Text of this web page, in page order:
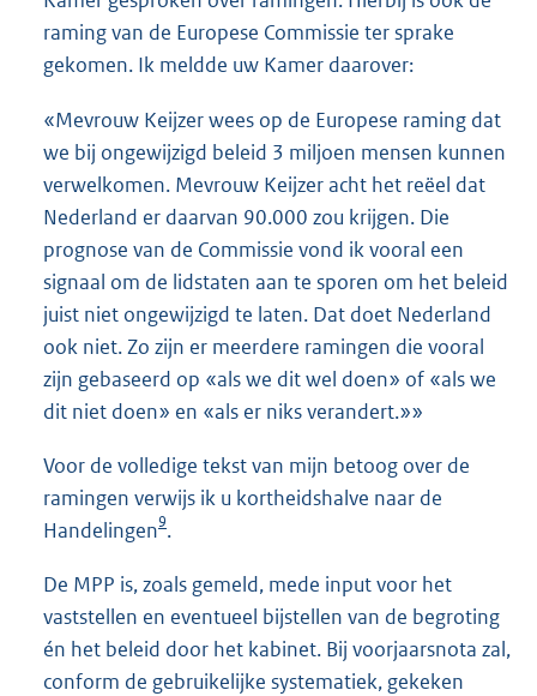
raming van de Europese Commissie ter sprake
gekomen. Ik meldde uw Kamer daarover:
«Mevrouw Keijzer wees op de Europese raming dat
we bij ongewijzigd beleid 3 miljoen mensen kunnen
verwelkomen. Mevrouw Keijzer acht het reëel dat
Nederland er daarvan 90.000 zou krijgen. Die
prognose van de Commissie vond ik vooral een
signaal om de lidstaten aan te sporen om het beleid
juist niet ongewijzigd te laten. Dat doet Nederland
ook niet. Zo zijn er meerdere ramingen die vooral
zijn gebaseerd op «als we dit wel doen» of «als we
dit niet doen» en «als er niks verandert.»»
Voor de volledige tekst van mijn betoog over de
ramingen verwijs ik u kortheidshalve naar de
Handelingen9.
De MPP is, zoals gemeld, mede input voor het
vaststellen en eventueel bijstellen van de begroting
én het beleid door het kabinet. Bij voorjaarsnota zal,
conform de gebruikelijke systematiek, gekeken